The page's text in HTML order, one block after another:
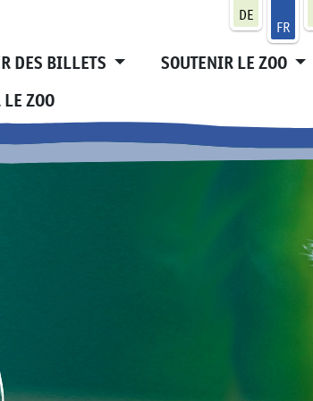
DES BILLETS SOUTENIR LE ZOO
ZOO
DE
FR